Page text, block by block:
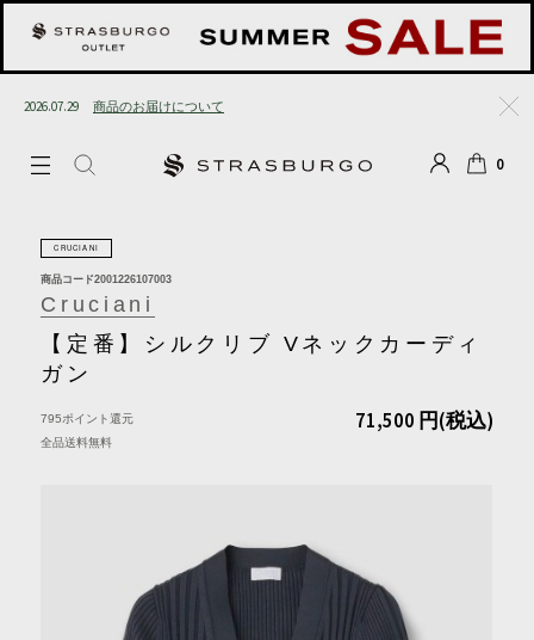
2026.07.29 商品のお届けについて
0
CRUCIANI
Cruciani
【定番】シルクリブ Vネックカーディ
ガン
商品コード2001226107003
71,500 円(税込)
795ポイント還元
全品送料無料